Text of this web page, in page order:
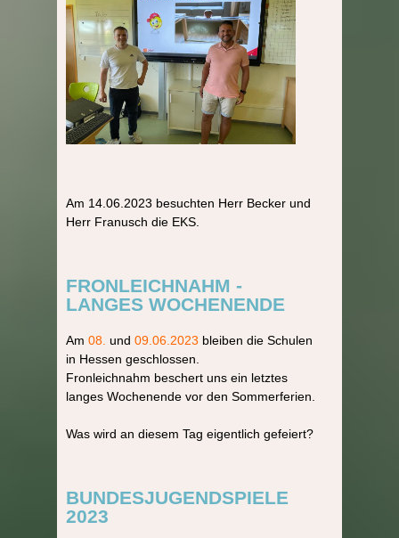
Am 14.06.2023 besuchten Herr Becker und
Herr Franusch die EKS.
FRONLEICHNAHM -
LANGES WOCHENENDE
Am 08. und 09.06.2023 bleiben die Schulen
in Hessen geschlossen.
Fronleichnahm beschert uns ein letztes
langes Wochenende vor den Sommerferien.
Was wird an diesem Tag eigentlich gefeiert?
BUNDESJUGENDSPIELE
2023